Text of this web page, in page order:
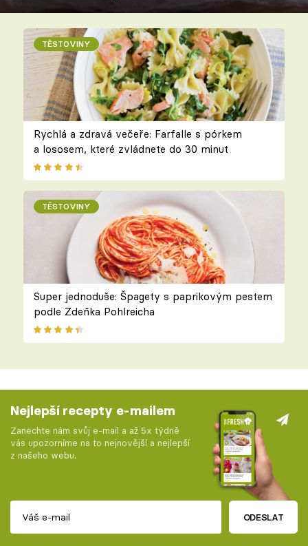
TĚSTOVINY
Rychlá a zdravá večeře: Farfalle s pórkem
a lososem, které zvládnete do 30 minut
TĚSTOVINY
Super jednoduše: Špagety s paprikovým pestem
podle Zdeňka Pohlreicha
Nejlepší recepty e-mailem
Zanechte nám svůj e-mail a až 5x týdně
vás upozorníme na to nejnovější a nejlepší
z našeho webu.
ODESLAT